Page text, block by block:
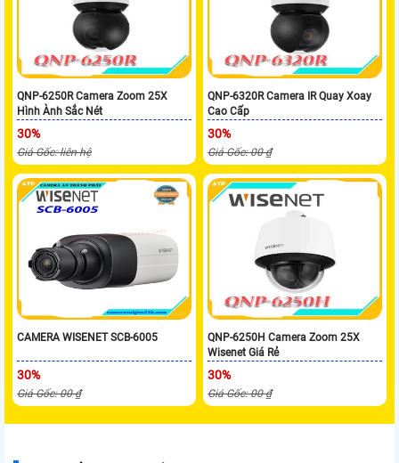
QNP-6250R Camera Zoom 25X
Hình Ành Sắc Nét
30%
Giá Gốc: liên hệ
QNP-6320R Camera IR Quay Xoay
Cao Cấp
30%
Giá Gốc: 00 ₫
CAMERA WISENET SCB-6005
30%
Giá Gốc: 00 ₫
QNP-6250H Camera Zoom 25X
Wisenet Giá Rẻ
30%
Giá Gốc: 00 ₫